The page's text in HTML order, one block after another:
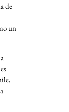
de
un